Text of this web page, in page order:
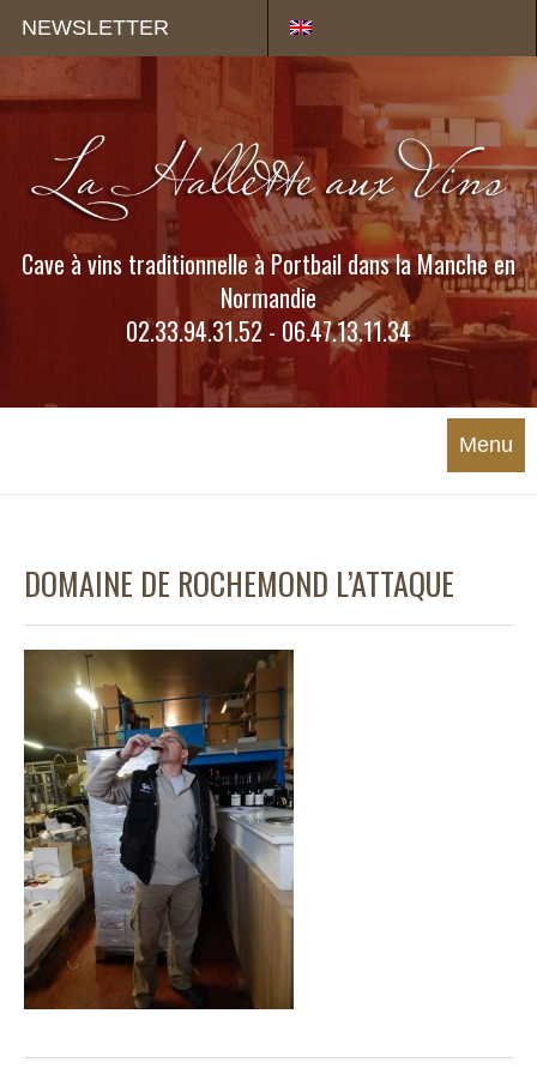
NEWSLETTER
Cave à vins traditionnelle à Portbail dans la Manche en
Normandie
02.33.94.31.52 - 06.47.13.11.34
Menu
DOMAINE DE ROCHEMOND L’ATTAQUE
Panneau de gestion des cookies